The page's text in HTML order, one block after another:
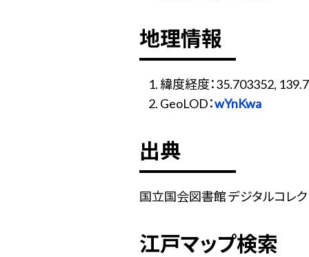
地理情報
緯度経度：35.703352,
GeoLOD：wYnKwa
出典
国立国会図書館 デジタルコレク
江戸マップ検索